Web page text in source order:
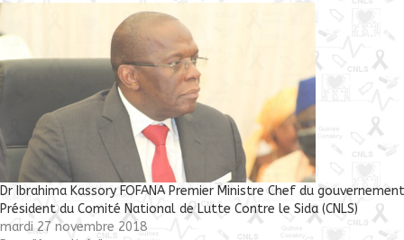
Dr Ibrahima Kassory FOFANA Premier Ministre Chef du
Président du Comité National de Lutte Contre le Sida (CNLS)
mardi 27 novembre 2018